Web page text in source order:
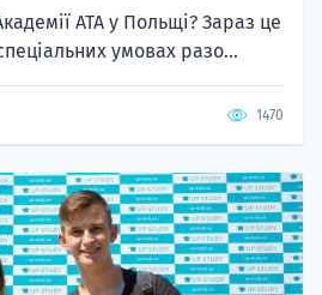
ATA у Польщі? Зараз це
умовах разо...
1470